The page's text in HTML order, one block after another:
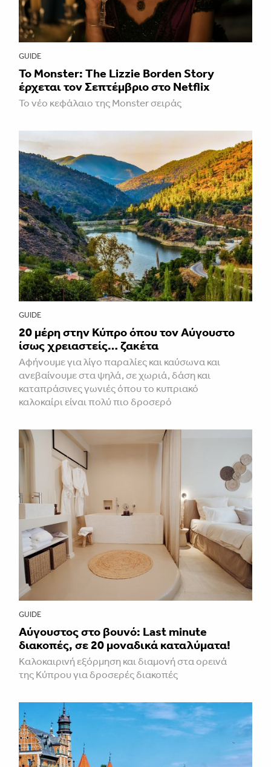
GUIDE
Το Monster: The Lizzie Borden Story
έρχεται τον Σεπτέμβριο στο Netflix
Το νέο κεφάλαιο της Monster σειράς
GUIDE
20 μέρη στην Κύπρο όπου τον Αύγουστο
ίσως χρειαστείς… ζακέτα
Αφήνουμε για λίγο παραλίες και καύσωνα και
ανεβαίνουμε στα ψηλά, σε χωριά, δάση και
καταπράσινες γωνιές όπου το κυπριακό
καλοκαίρι είναι πολύ πιο δροσερό
GUIDE
Aύγουστος στο βουνό: Last minute
διακοπές, σε 20 μοναδικά καταλύματα!
Καλοκαιρινή εξόρμηση και διαμονή στα ορεινά
της Κύπρου για δροσερές διακοπές